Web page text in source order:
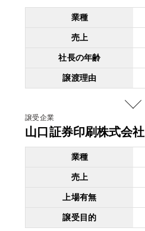
業種
売上
社長の年齢
譲渡理由
譲受企業
山口証券印刷株式会社
業種
売上
上場有無
譲受目的